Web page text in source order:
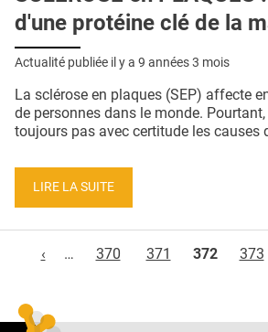
d'une protéine clé de la
Actualité publiée il y a 9 années 3 mois
La sclérose en plaques (SEP) affecte
de personnes dans le monde.
toujours pas avec certitude les causes
LIRE LA SUITE
‹
… 370 371 372 373